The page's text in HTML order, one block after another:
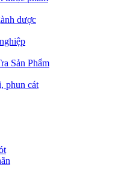
dược
Sản Phẩm
phun cát